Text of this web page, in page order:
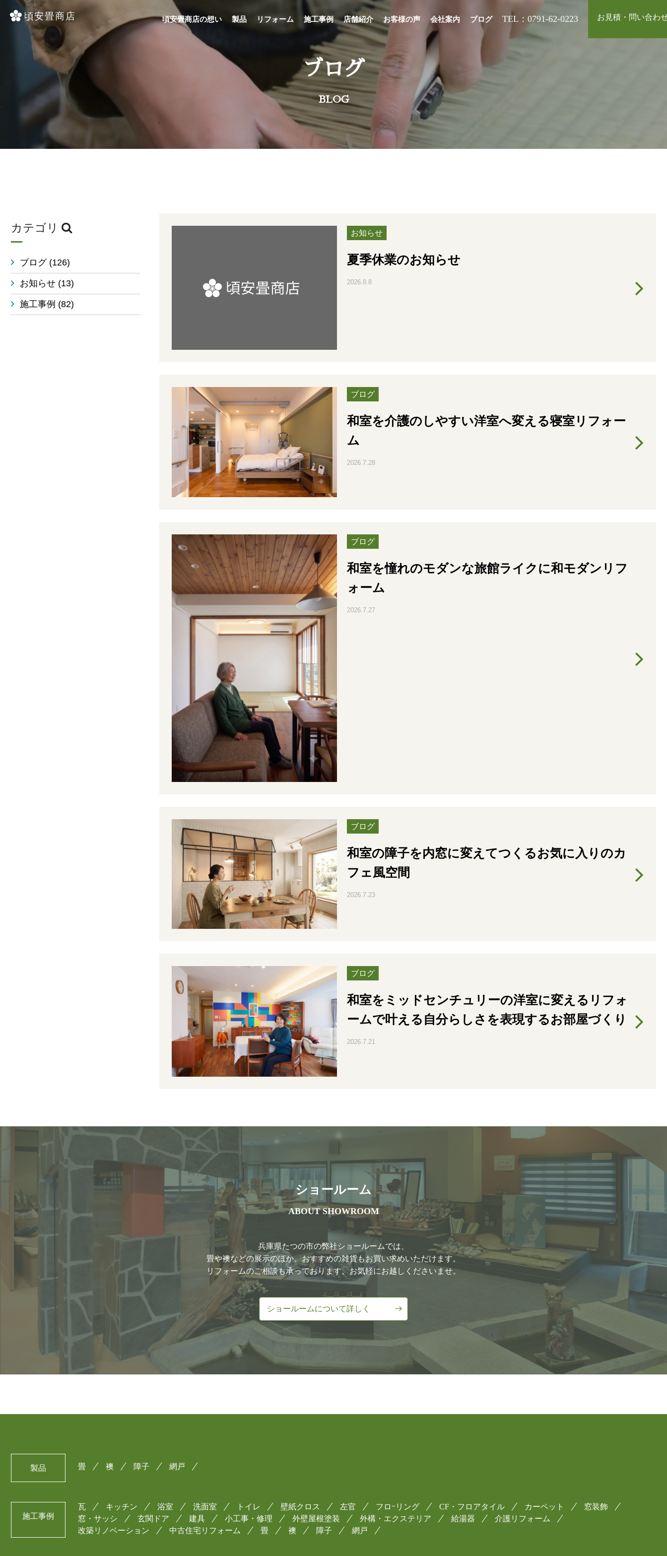
頃安畳商店の想い 製品 リフォーム 施工事例 店舗紹介 お客様の声 会社案内 ブログ TEL：0791-62-0223 お見積・問い合わ
ブログ
BLOG
カテゴリ
ブログ (126)
お知らせ (13)
施工事例 (82)
お知らせ
夏季休業のお知らせ
2026.8.8
ブログ
和室を介護のしやすい洋室へ変える寝室リフォー
ム
2026.7.28
ブログ
和室を憧れのモダンな旅館ライクに和モダンリフ
ォーム
2026.7.27
ブログ
和室の障子を内窓に変えてつくるお気に入りのカ
フェ風空間
2026.7.23
ブログ
和室をミッドセンチュリーの洋室に変えるリフォ
ームで叶える自分らしさを表現するお部屋づくり
2026.7.21
ショールーム
ABOUT SHOWROOM
兵庫県たつの市の弊社ショールームでは、
畳や襖などの展示のほか、おすすめの雑貨もお買い求めいただけます。
リフォームのご相談も承っております。お気軽にお越しくださいませ。
ショールームについて詳しく
製品 畳 襖 障子 網戸
施工事例
瓦 キッチン 浴室 洗面室 トイレ 壁紙クロス 左官 フロｰリング CF・フロアタイル カーペット
窓装飾
窓・サッシ
玄関ドア 建具 小工事・修理 外壁屋根塗装 外構・エクステリア 給湯器
介護リフォーム
改築リノベーション
中古住宅リフォーム 畳 襖 障子 網戸